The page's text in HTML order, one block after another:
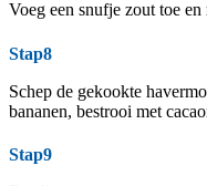
Voeg een snufje zout toe
Stap8
Schep de gekookte
bananen, bestrooi met
Stap9